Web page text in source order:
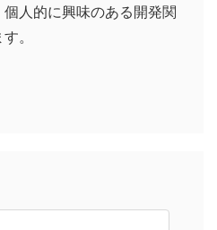
人的に興味のある開発関
。